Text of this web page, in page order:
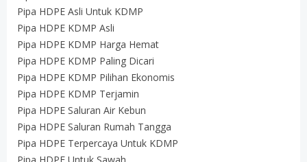
Pipa HDPE Asli Untuk KDMP
Pipa HDPE KDMP Asli
Pipa HDPE KDMP Harga Hemat
Pipa HDPE KDMP Paling Dicari
Pipa HDPE KDMP Pilihan Ekonomis
Pipa HDPE KDMP Terjamin
Pipa HDPE Saluran Air Kebun
Pipa HDPE Saluran Rumah Tangga
Pipa HDPE Terpercaya Untuk KDMP